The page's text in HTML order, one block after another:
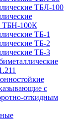
ТБЛ-100
ТБН-100К
ТБ-1
ТБ-2
ТБ-3
с
откидным